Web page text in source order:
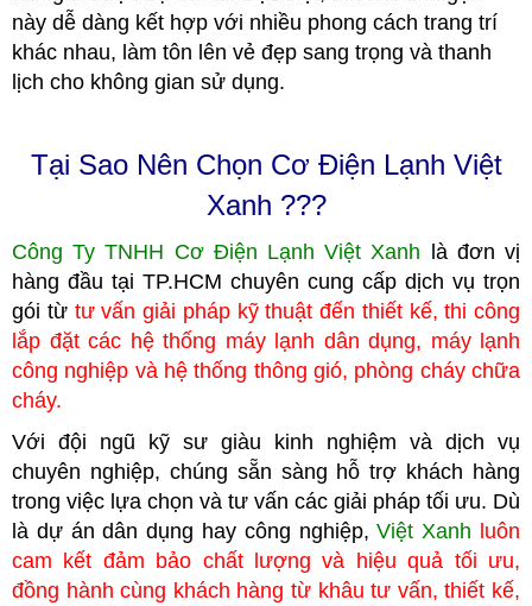
này dễ dàng kết hợp với nhiều phong cách trang trí
khác nhau, làm tôn lên vẻ đẹp sang trọng và thanh
lịch cho không gian sử dụng.
Tại Sao Nên Chọn Cơ Điện Lạnh Việt
Xanh ???
Công Ty TNHH Cơ Điện Lạnh Việt Xanh là đơn vị
hàng đầu tại TP.HCM chuyên cung cấp dịch vụ trọn
gói từ tư vấn giải pháp kỹ thuật đến thiết kế, thi công
lắp đặt các hệ thống máy lạnh dân dụng, máy lạnh
công nghiệp và hệ thống thông gió, phòng cháy chữa
cháy.
Với đội ngũ kỹ sư giàu kinh nghiệm và dịch vụ
chuyên nghiệp, chúng sẵn sàng hỗ trợ khách hàng
trong việc lựa chọn và tư vấn các giải pháp tối ưu. Dù
là dự án dân dụng hay công nghiệp,Việt Xanh luôn
cam kết đảm bảo chất lượng và hiệu quả tối ưu,
đồng hành cùng khách hàng từ khâu tư vấn, thiết kế,